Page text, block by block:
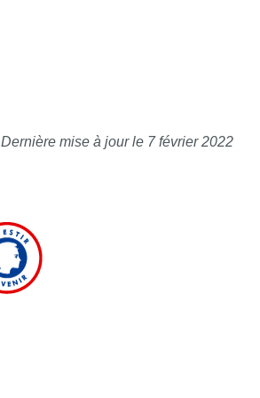
Dernière mise à jour le 7 février 2022